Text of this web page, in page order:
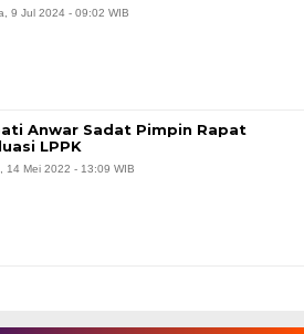
9 Jul 2024 - 09:02 WIB
Anwar Sadat Pimpin Rapat
LPPK
14 Mei 2022 - 13:09 WIB